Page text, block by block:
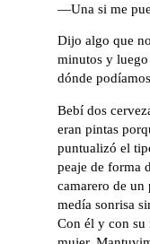
—Una si me
Dijo algo que
minutos y
dónde
Bebí dos
eran pintas
puntualizó el
peaje de forma
camarero de
medía sonrisa
Con él y con su